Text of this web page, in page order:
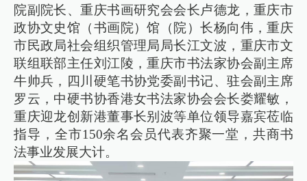
院副院长、重庆书画研究会会长卢德龙，重庆市
政协文史馆（书画院）馆（院）长杨向伟，重庆
市民政局社会组织管理局局长江文波，重庆市文
联组联部主任刘江陵，重庆市书法家协会副主席
牛帅兵，四川硬笔书协党委副书记、驻会副主席
罗云，中硬书协香港女书法家协会会长娄耀敏，
重庆迎龙创新港董事长别波等单位领导嘉宾莅临
指导，全市150余名会员代表齐聚一堂，共商书
法事业发展大计。